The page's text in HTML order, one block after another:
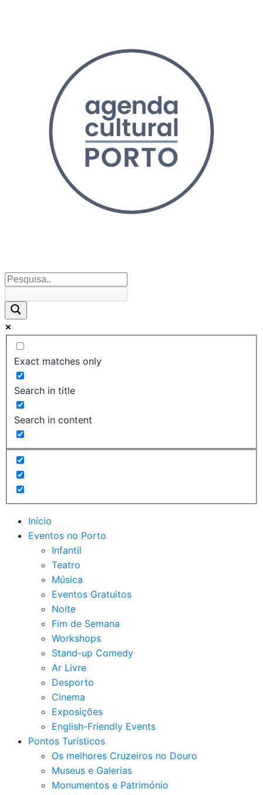
Exact matches only
Search in title
Search in content
Início
Eventos no Porto
Infantil
Teatro
Música
Eventos Gratuitos
Noite
Fim de Semana
Workshops
Stand-up Comedy
Ar Livre
Desporto
Cinema
Exposições
English-Friendly Events
Pontos Turísticos
Os melhores Cruzeiros no Douro​
Museus e Galerias
Monumentos e Património